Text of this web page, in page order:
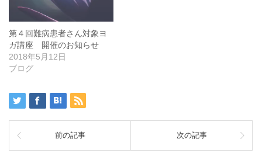
第４回難病患者さん対象ヨ
ガ講座 開催のお知らせ
2018年5月12日
ブログ
前の記事 次の記事